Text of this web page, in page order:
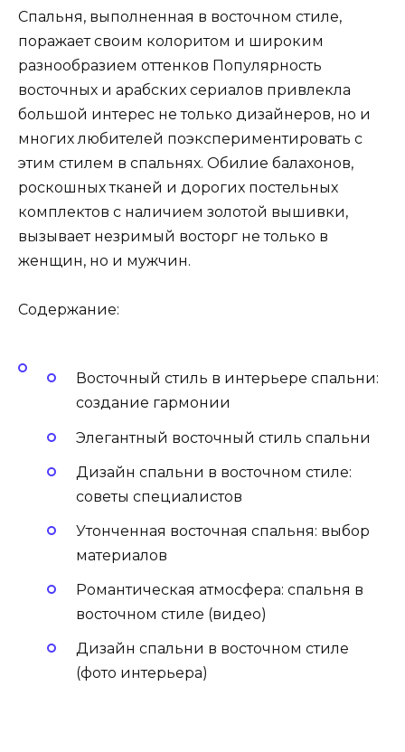
Спальня, выполненная в восточном стиле,
поражает своим колоритом и широким
разнообразием оттенков Популярность
восточных и арабских сериалов привлекла
большой интерес не только дизайнеров, но и
многих любителей поэкспериментировать с
этим стилем в спальнях. Обилие балахонов,
роскошных тканей и дорогих постельных
комплектов с наличием золотой вышивки,
вызывает незримый восторг не только в
женщин, но и мужчин.
Содержание:
Восточный стиль в интерьере спальни:
создание гармонии
Элегантный восточный стиль спальни
Дизайн спальни в восточном стиле:
советы специалистов
Утонченная восточная спальня: выбор
материалов
Романтическая атмосфера: спальня в
восточном стиле (видео)
Дизайн спальни в восточном стиле
(фото интерьера)